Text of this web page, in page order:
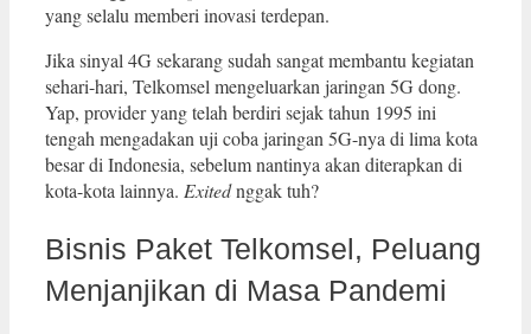
yang selalu memberi inovasi terdepan.
Jika sinyal 4G sekarang sudah sangat membantu kegiatan
sehari-hari, Telkomsel mengeluarkan jaringan 5G dong.
Yap, provider yang telah berdiri sejak tahun 1995 ini
tengah mengadakan uji coba jaringan 5G-nya di lima kota
besar di Indonesia, sebelum nantinya akan diterapkan di
kota-kota lainnya. Exitednggak tuh?
Bisnis Paket Telkomsel, Peluang
Menjanjikan di Masa Pandemi